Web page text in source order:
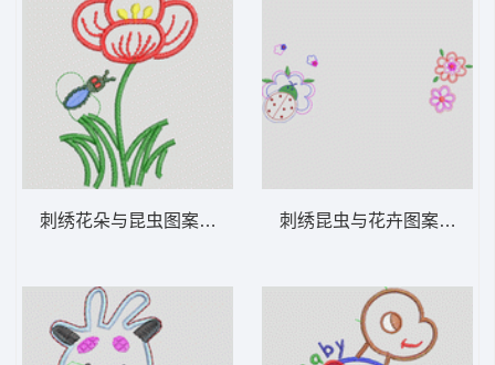
刺绣花朵与昆虫图案 卡通童装章标贴布 刺绣昆虫与